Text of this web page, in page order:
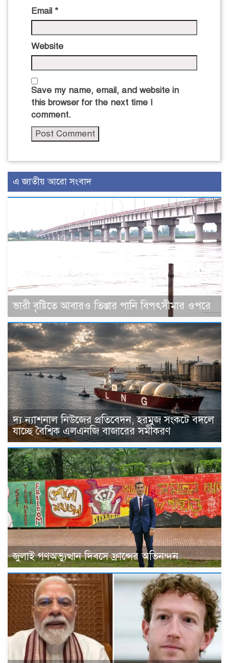
Email *
Website
Save my name, email, and website in
this browser for the next time I
comment.
এ জাতীয় আরো সংবাদ
ভারী বৃষ্টিতে আবারও তিস্তার পানি বিপৎসীমার ওপরে
দ্য ন্যাশনাল নিউজের প্রতিবেদন, হরমুজ সংকটে বদলে
যাচ্ছে বৈশ্বিক এলএনজি বাজারের সমীকরণ
জুলাই গণঅভ্যুত্থান দিবসে ফ্রান্সের অভিনন্দন